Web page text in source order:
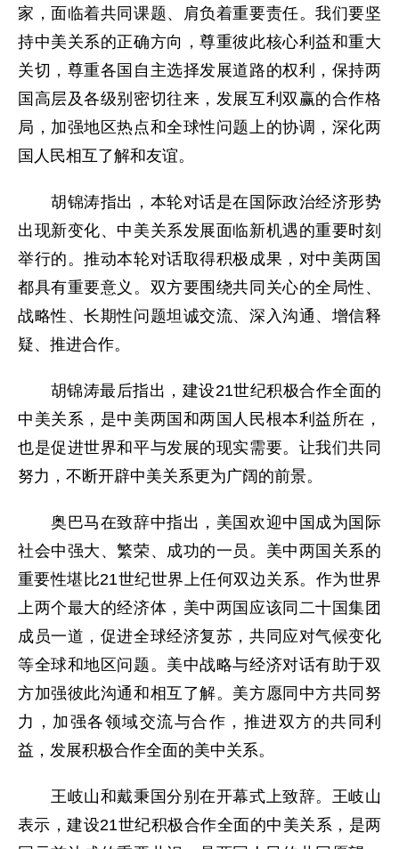
家，面临着共同课题、肩负着重要责任。我们要坚
持中美关系的正确方向，尊重彼此核心利益和重大
关切，尊重各国自主选择发展道路的权利，保持两
国高层及各级别密切往来，发展互利双赢的合作格
局，加强地区热点和全球性问题上的协调，深化两
国人民相互了解和友谊。
胡锦涛指出，本轮对话是在国际政治经济形势
出现新变化、中美关系发展面临新机遇的重要时刻
举行的。推动本轮对话取得积极成果，对中美两国
都具有重要意义。双方要围绕共同关心的全局性、
战略性、长期性问题坦诚交流、深入沟通、增信释
疑、推进合作。
胡锦涛最后指出，建设21世纪积极合作全面的
中美关系，是中美两国和两国人民根本利益所在，
也是促进世界和平与发展的现实需要。让我们共同
努力，不断开辟中美关系更为广阔的前景。
奥巴马在致辞中指出，美国欢迎中国成为国际
社会中强大、繁荣、成功的一员。美中两国关系的
重要性堪比21世纪世界上任何双边关系。作为世界
上两个最大的经济体，美中两国应该同二十国集团
成员一道，促进全球经济复苏，共同应对气候变化
等全球和地区问题。美中战略与经济对话有助于双
方加强彼此沟通和相互了解。美方愿同中方共同努
力，加强各领域交流与合作，推进双方的共同利
益，发展积极合作全面的美中关系。
王岐山和戴秉国分别在开幕式上致辞。王岐山
表示，建设21世纪积极合作全面的中美关系，是两